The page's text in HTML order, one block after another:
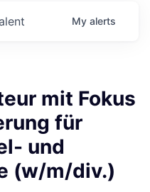
My alerts
mit Fokus
für
und
(w/m/div.)